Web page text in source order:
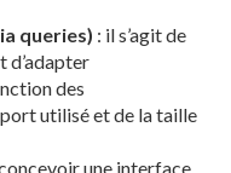
queries) : il s’agit de
d’adapter
des
utilisé et de la taille
concevoir une interface